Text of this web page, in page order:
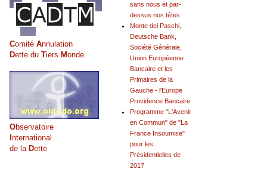
sans nous et par-
dessus nos têtes
Monte dei Paschi,
Deutsche Bank,
Société Générale,
Union Européenne
Bancaire et les
Primaires de la
Gauche - l'Europe
Providence Bancaire
Programme "L'Avenir
en Commun" de "La
France Insoumise"
pour les
Présidentielles de
2017
Comité Annulation
Dette du Tiers Monde
Observatoire
International
de la Dette